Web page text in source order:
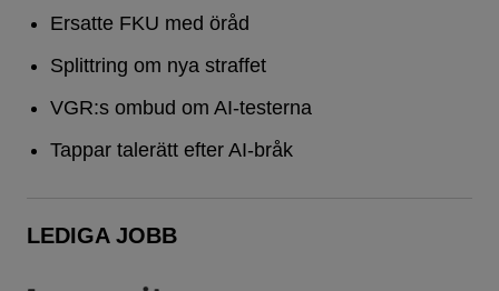
Ersatte FKU med öråd
Splittring om nya straffet
VGR:s ombud om AI-testerna
Tappar talerätt efter AI-bråk
LEDIGA JOBB